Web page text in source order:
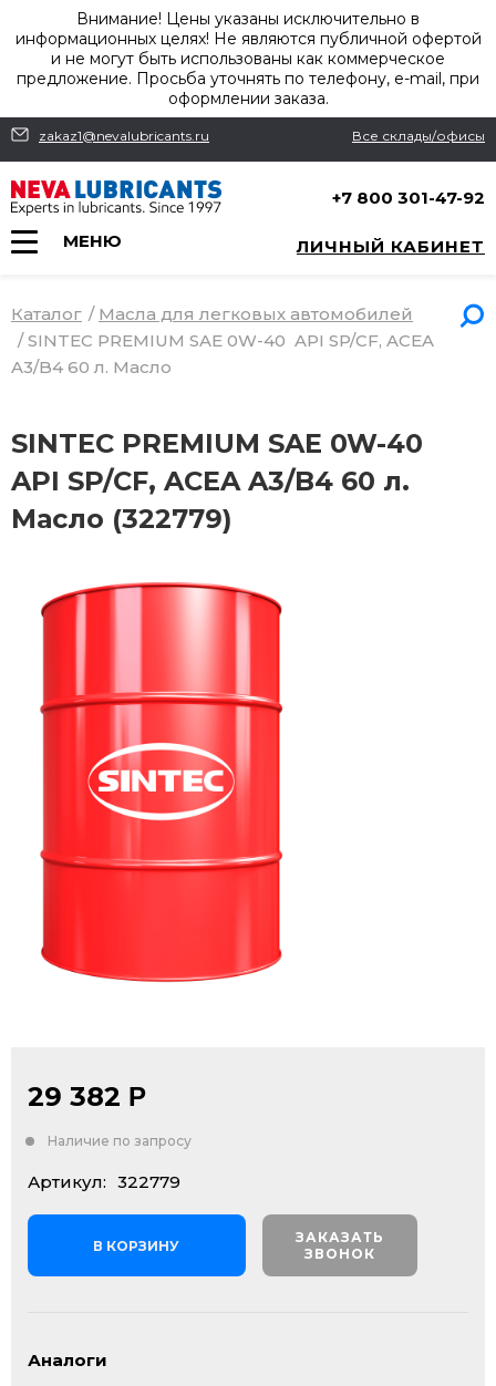
Внимание! Цены указаны исключительно в
информационных целях! Не являются публичной офертой
и не могут быть использованы как коммерческое
предложение. Просьба уточнять по телефону, e-mail, при
оформлении заказа.
zakaz1@nevalubricants.ru Все склады/офисы
+7 800 301-47-92
МЕНЮ ЛИЧНЫЙ КАБИНЕТ
Каталог / Масла для легковых автомобилей
/ SINTEC PREMIUM SAE 0W-40 API SP/CF, ACEA
A3/B4 60 л. Масло
SINTEC PREMIUM SAE 0W-40
API SP/CF, ACEA A3/B4 60 л.
Масло (322779)
29 382 Р
Наличие по запросу
Артикул: 322779
В КОРЗИНУ
ЗАКАЗАТЬ
ЗВОНОК
Аналоги